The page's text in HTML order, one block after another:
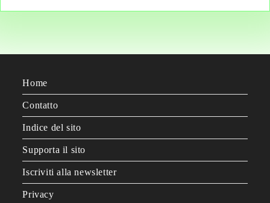
Home
Contatto
Indice del sito
Supporta il sito
Iscriviti alla newsletter
Privacy